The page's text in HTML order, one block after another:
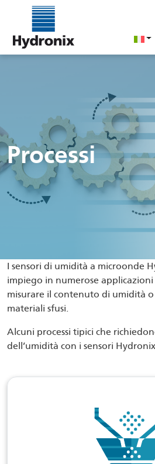
Processi
I sensori di umidità a microonde
impiego in numerose
misurare il contenuto di umidità
materiali sfusi.
Alcuni processi tipici che
dell’umidità con i sensori